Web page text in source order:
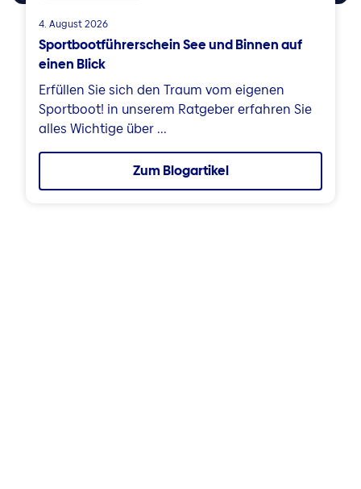
4. August 2026
Sportbootführerschein See und Binnen auf
einen Blick
Erfüllen Sie sich den Traum vom eigenen
Sportboot! in unserem Ratgeber erfahren Sie
alles Wichtige über ...
Zum Blogartikel